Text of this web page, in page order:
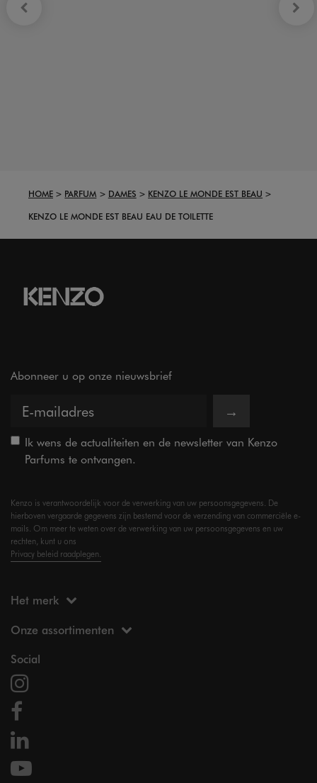
HOME PARFUM DAMES
KENZO LE MONDE EST BEAU
KENZO LE MONDE EST BEAU EAU DE TOILETTE
Abonneer u op onze nieuwsbrief
→
Ik wens de actualiteiten en de newsletter van Kenzo
Parfums te ontvangen.
Kenzo is verantwoordelijk voor de verwerking van uw persoonsgegevens. De
hierboven vergaarde gegevens zijn bestemd voor de verzending van commerciële e-
mails. Om meer te weten over de verwerking van uw persoonsgegevens en uw
rechten, kunt u ons
Privacy beleid raadplegen.
Het merk
Onze assortimenten
Social